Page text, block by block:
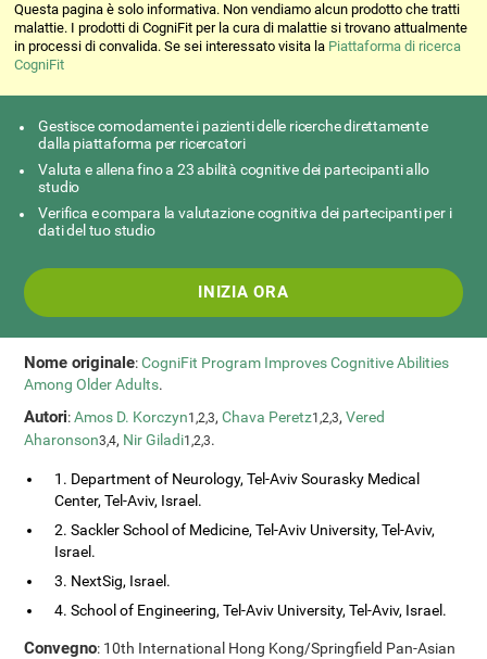
Questa pagina è solo informativa. Non vendiamo alcun prodotto che tratti
malattie. I prodotti di CogniFit per la cura di malattie si trovano attualmente
in processi di convalida. Se sei interessato visita la Piattaforma di ricerca
CogniFit
Gestisce comodamente i pazienti delle ricerche direttamente
dalla piattaforma per ricercatori
Valuta e allena fino a 23 abilità cognitive dei partecipanti allo
studio
Verifica e compara la valutazione cognitiva dei partecipanti per i
dati del tuo studio
INIZIA ORA
Nome originale:CogniFit Program Improves Cognitive Abilities
Among Older Adults.
Autori:Amos D. Korczyn1,2,3,Chava Peretz1,2,3,Vered
Aharonson3,4, Nir Giladi1,2,3.
1. Department of Neurology, Tel-Aviv Sourasky Medical
Center, Tel-Aviv, Israel.
2. Sackler School of Medicine, Tel-Aviv University, Tel-Aviv,
Israel.
3. NextSig, Israel.
4. School of Engineering, Tel-Aviv University, Tel-Aviv, Israel.
Convegno: 10th International Hong Kong/Springfield Pan-Asian